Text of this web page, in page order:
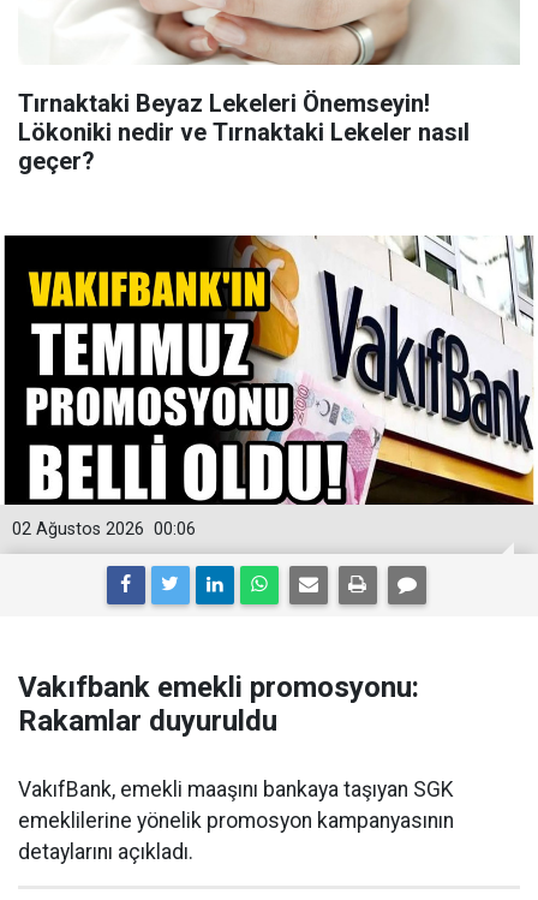
Tırnaktaki Beyaz Lekeleri Önemseyin!
Lökoniki nedir ve Tırnaktaki Lekeler nasıl
geçer?
00:06
02 Ağustos 2026
Vakıfbank emekli promosyonu:
Rakamlar duyuruldu
VakıfBank, emekli maaşını bankaya taşıyan SGK
emeklilerine yönelik promosyon kampanyasının
detaylarını açıkladı.